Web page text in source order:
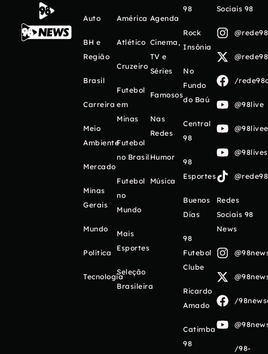
Auto
BH e
Região
Brasil
Carreira
Meio
Ambiente
Mercado
Minas
Gerais
Mundo
Política
Tecnologia
América
Atlético
Cruzeiro
Futebol
em
Minas
Futebol
no Brasil
Futebol
no
Mundo
Mais
Esportes
Seleção
Brasileira
Agenda
Cinema,
TV e
Séries
Famosos
Nas
Redes
Humor
Música
98
Rock
Insônia
No
Fundo
do Baú
Central
98
98
Esportes
Buenos
Días
98
Futebol
Clube
Ricardo
Amado
Catimba
98
Sociais 98
/
@98live
Redes
Sociais 98
News
/
/98-